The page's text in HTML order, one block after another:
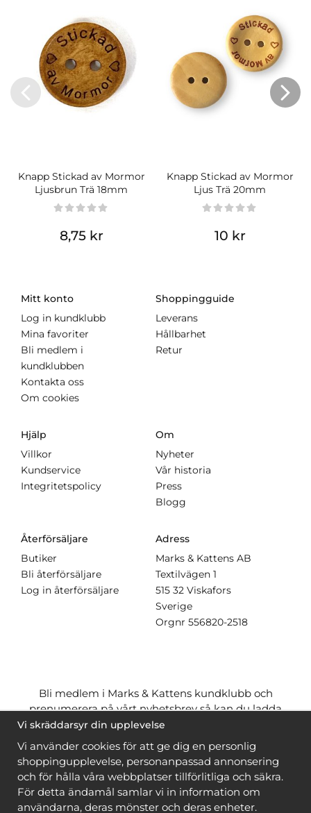
Knapp Stickad av Mormor
Ljusbrun Trä 18mm
8,75 kr
Knapp Stickad av Mormor
Ljus Trä 20mm
10 kr
Mitt konto
Log in kundklubb
Mina favoriter
Bli medlem i
kundklubben
Kontakta oss
Om cookies
Shoppingguide
Leverans
Hållbarhet
Retur
Hjälp
Villkor
Kundservice
Integritetspolicy
Om
Nyheter
Vår historia
Press
Blogg
Återförsäljare
Butiker
Bli återförsäljare
Log in återförsäljare
Adress
Marks & Kattens AB
Textilvägen 1
515 32 Viskafors
Sverige
Orgnr 556820-2518
Bli medlem i Marks & Kattens kundklubb och
prenumerera på vårt nyhetsbrev så kan du ladda
ner många mönstergratisoch få många
när du handlar garn till mönstret. Du ser vilka som
är
gratis när du är inloggad
Bli medlem
Vi skräddarsyr din upplevelse
Vi använder cookies för att ge dig en personlig
shoppingupplevelse, personanpassad annonsering
och för hålla våra webbplatser tillförlitliga och säkra.
För detta ändamål samlar vi in information om
användarna, deras mönster och deras enheter.